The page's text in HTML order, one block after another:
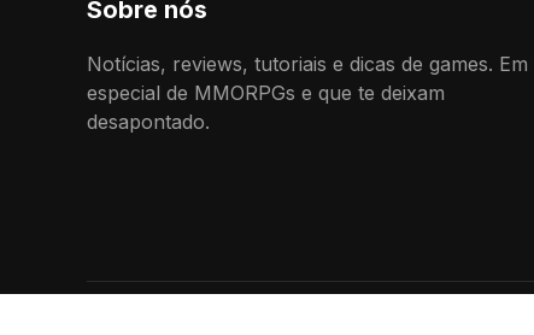
Sobre nós
Notícias, reviews, tutoriais e dicas de games. Em
especial de MMORPGs e que te deixam
desapontado.